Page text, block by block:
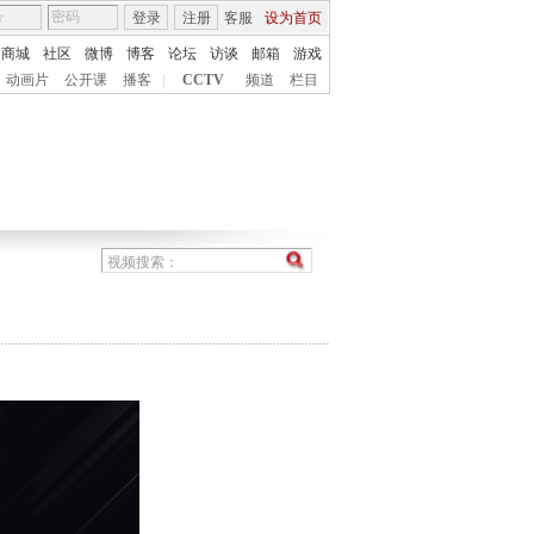
客服 设为首页
登录 注册
商城 社区 微博 博客 论坛 访谈 邮箱
游戏
动画片 公开课 播客 CCTV 频道 栏目